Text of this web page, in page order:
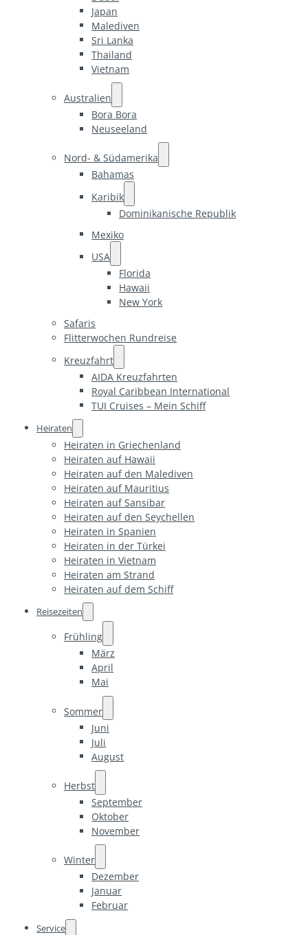
Japan
Malediven
Sri Lanka
Thailand
Vietnam
Australien
Bora Bora
Neuseeland
Nord- & Südamerika
Bahamas
Karibik
Dominikanische Republik
Mexiko
USA
Florida
Hawaii
New York
Safaris
Flitterwochen Rundreise
Kreuzfahrt
AIDA Kreuzfahrten
Royal Caribbean International
TUI Cruises – Mein Schiff
Heiraten
Heiraten in Griechenland
Heiraten auf Hawaii
Heiraten auf den Malediven
Heiraten auf Mauritius
Heiraten auf Sansibar
Heiraten auf den Seychellen
Heiraten in Spanien
Heiraten in der Türkei
Heiraten in Vietnam
Heiraten am Strand
Heiraten auf dem Schiff
Reisezeiten
Frühling
März
April
Mai
Sommer
Juni
Juli
August
Herbst
September
Oktober
November
Winter
Dezember
Januar
Februar
Service